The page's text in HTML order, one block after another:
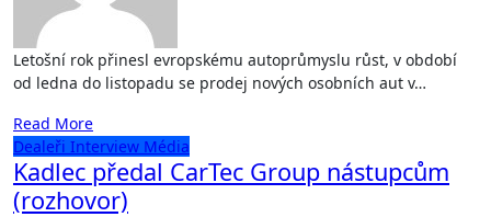
Letošní rok přinesl evropskému autoprůmyslu růst, v období
od ledna do listopadu se prodej nových osobních aut v…
Read More
Dealeři Interview Média
Kadlec předal CarTec Group nástupcům
(rozhovor)